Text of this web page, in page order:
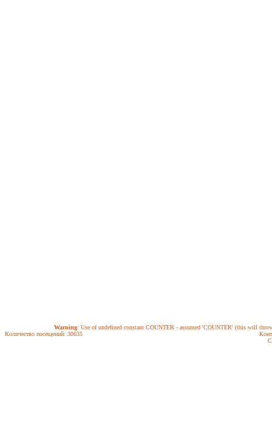
Warning: Use of undefined constant COUNTER - assumed 'COUNTER' (this will
Количество посещений: 30635